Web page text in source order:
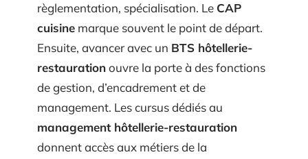
règlementation, spécialisation. Le CAP
cuisine marque souvent le point de départ.
Ensuite, avancer avec un BTS hôtellerie-
restaurationouvre la porte à des fonctions
de gestion, d’encadrement et de
management. Les cursus dédiés au
management hôtellerie-restauration
donnent accès aux métiers de la